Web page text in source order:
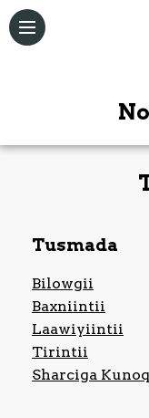
Maqal /
Kitaabka
Quduuska
Ah
Bogag
Tusmada
Bilowgii
Baxniintii
Laawiyiintii
Tirintii
Sharciga